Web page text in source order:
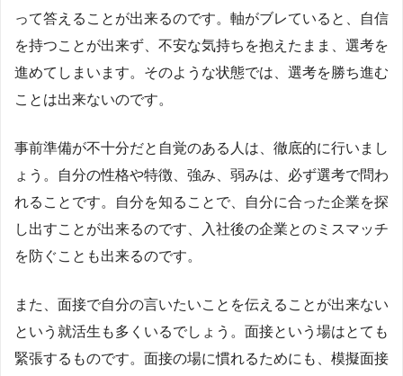
って答えることが出来るのです。軸がブレていると、自信
を持つことが出来ず、不安な気持ちを抱えたまま、選考を
進めてしまいます。そのような状態では、選考を勝ち進む
ことは出来ないのです。
事前準備が不十分だと自覚のある人は、徹底的に行いまし
ょう。自分の性格や特徴、強み、弱みは、必ず選考で問わ
れることです。自分を知ることで、自分に合った企業を探
し出すことが出来るのです、入社後の企業とのミスマッチ
を防ぐことも出来るのです。
また、面接で自分の言いたいことを伝えることが出来ない
という就活生も多くいるでしょう。面接という場はとても
緊張するものです。面接の場に慣れるためにも、模擬面接